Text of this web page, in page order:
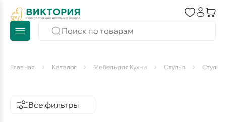
Главная Каталог Мебель для Кухни Стулья Стулья
Все фильтры